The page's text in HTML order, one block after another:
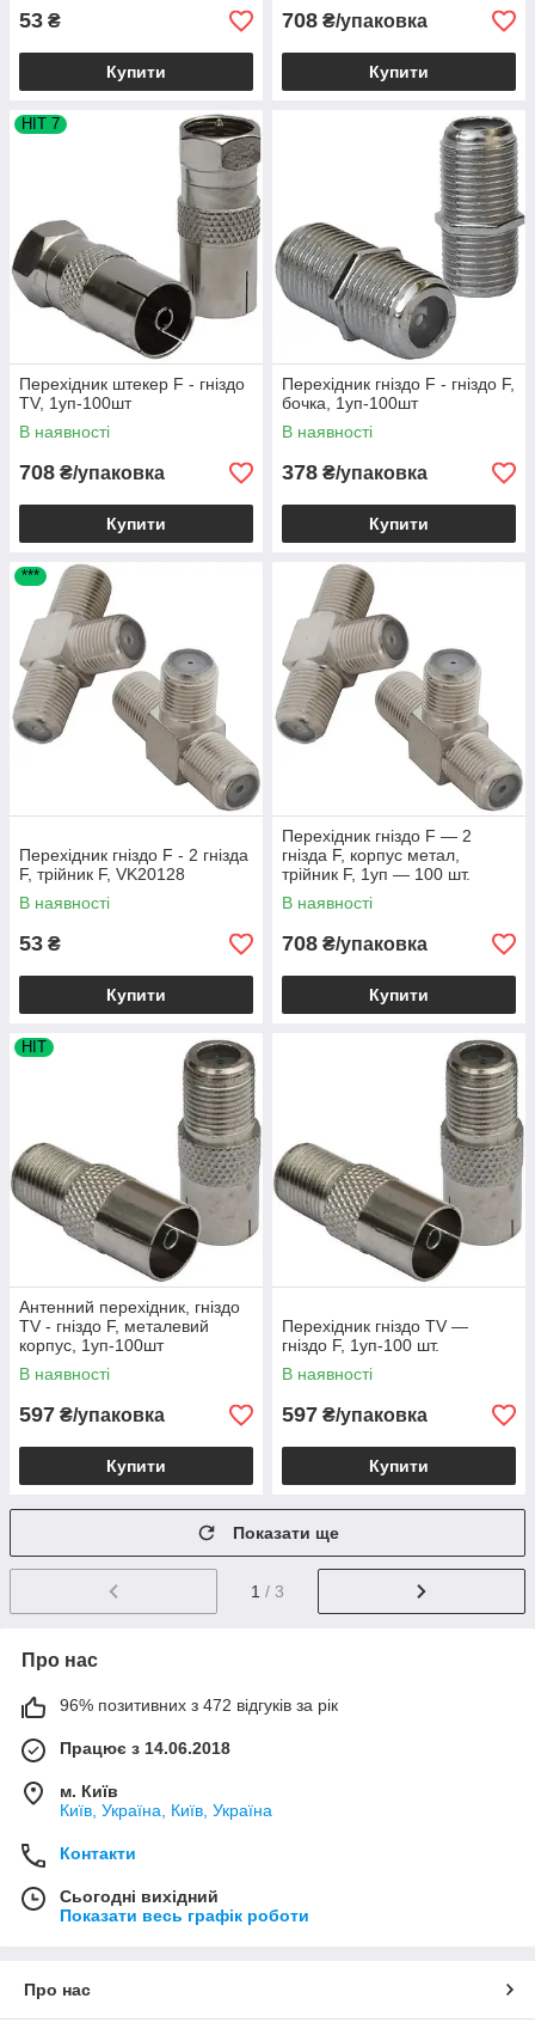
53 ₴
Купити
708 ₴/упаковка
Купити
HIT 7
Перехідник штекер F - гніздо
TV, 1уп-100шт
В наявності
708 ₴/упаковка
Купити
Перехідник гніздо F - гніздо F,
бочка, 1уп-100шт
В наявності
378 ₴/упаковка
Купити
***
Перехідник гніздо F - 2 гнізда
F, трійник F, VK20128
В наявності
53 ₴
Купити
Перехідник гніздо F — 2
гнізда F, корпус метал,
трійник F, 1уп — 100 шт.
В наявності
708 ₴/упаковка
Купити
HIT
Антенний перехідник, гніздо
TV - гніздо F, металевий
корпус, 1уп-100шт
В наявності
597 ₴/упаковка
Купити
Перехідник гніздо TV —
гніздо F, 1уп-100 шт.
В наявності
597 ₴/упаковка
Купити
Показати ще
1 / 3
Про нас
96% позитивних з 472 відгуків за рік
Працює з 14.06.2018
м. Київ
Київ, Україна, Київ, Україна
Контакти
Сьогодні вихідний
Показати весь графік роботи
Про нас